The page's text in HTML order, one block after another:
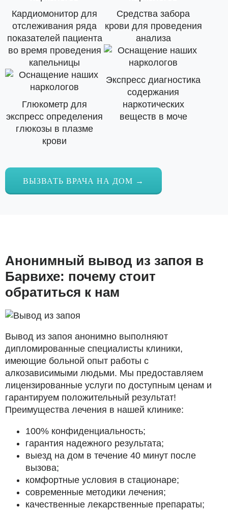
Кардиомонитор для
отслеживания ряда
показателей пациента
во время проведения
капельницы
Глюкометр для
экспресс определения
глюкозы в плазме
крови
Средства забора
крови для проведения
анализа
Экспресс диагностика
содержания
наркотических
веществ в моче
ВЫЗВАТЬ ВРАЧА НА ДОМ →
Анонимный вывод из запоя в
Барвихе: почему стоит
обратиться к нам
Вывод из запоя анонимно выполняют
дипломированные специалисты клиники,
имеющие больной опыт работы с
алкозависимыми людьми. Мы предоставляем
лицензированные услуги по доступным ценам и
гарантируем положительный результат!
Преимущества лечения в нашей клинике:
100% конфиденциальность;
гарантия надежного результата;
выезд на дом в течение 40 минут после
вызова;
комфортные условия в стационаре;
современные методики лечения;
качественные лекарственные препараты;